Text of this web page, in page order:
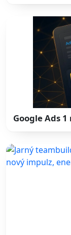
Google Ads